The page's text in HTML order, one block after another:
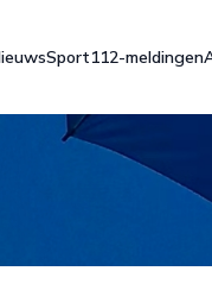
Sport112-meldingen